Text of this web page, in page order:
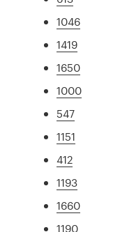
1046
1419
1650
1000
547
1151
412
1193
1660
1190